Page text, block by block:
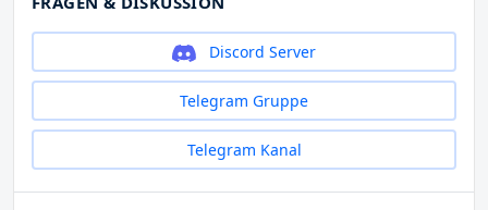
Discord Server
Telegram Gruppe
Telegram Kanal